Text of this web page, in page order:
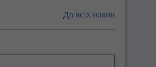
До всіх новин